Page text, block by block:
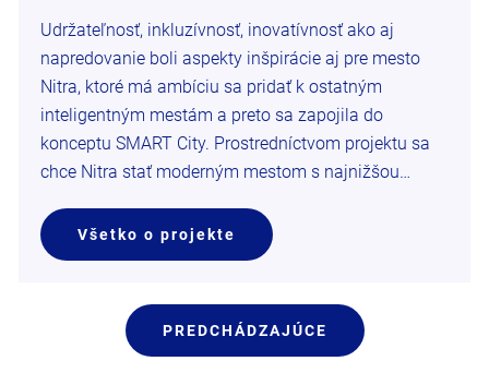
Udržateľnosť, inkluzívnosť, inovatívnosť ako aj
napredovanie boli aspekty inšpirácie aj pre mesto
Nitra, ktoré má ambíciu sa pridať k ostatným
inteligentným mestám a preto sa zapojila do
konceptu SMART City. Prostredníctvom projektu sa
chce Nitra stať moderným mestom s najnižšou…
Všetko o projekte
PREDCHÁDZAJÚCE